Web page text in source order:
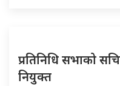
प्रतिनिधि सभाको
नियुक्त